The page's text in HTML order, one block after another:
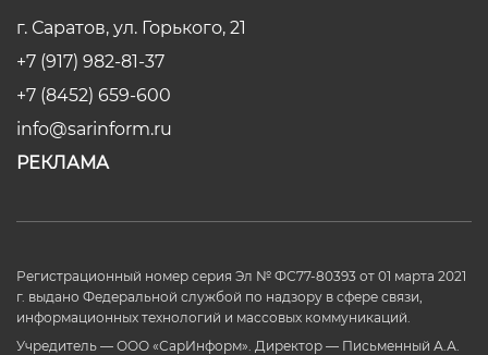
г. Саратов, ул. Горького, 21
+7 (917) 982-81-37
+7 (8452) 659-600
info@sarinform.ru
РЕКЛАМА
Регистрационный номер серия Эл № ФС77-80393 от 01 марта 2021
г. выдано Федеральной службой по надзору в сфере связи,
информационных технологий и массовых коммуникаций.
Учредитель — ООО «СарИнформ». Директор — Письменный А.А.